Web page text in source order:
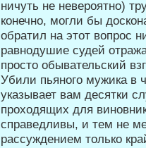
ничуть не невероятно)
конечно, могли бы
обратил на этот вопрос
равнодушие судей
просто обывательский
Убили пьяного мужика в
указыва­ет вам десятки
проходящих для
справедливы, и тем не
рассуждением только